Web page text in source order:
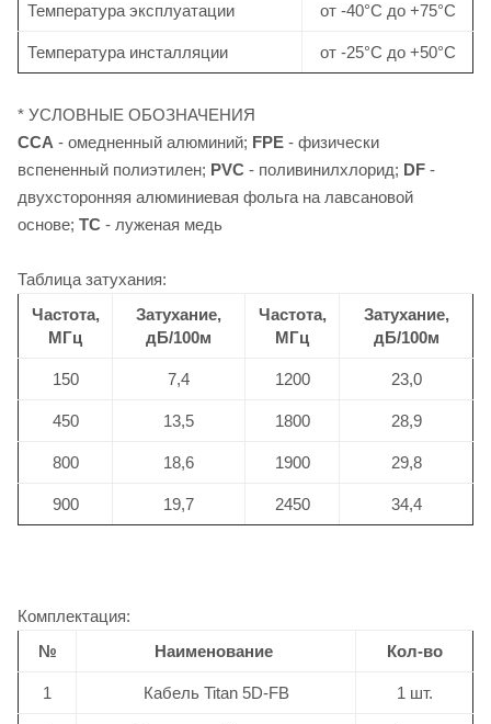
Температура эксплуатации от -40°C до +75°C
Температура инсталляции от -25°C до +50°C
* УСЛОВНЫЕ ОБОЗНАЧЕНИЯ
CCA - омедненный алюминий; FPE - физически
вспененный полиэтилен; PVC - поливинилхлорид; DF -
двухсторонняя алюминиевая фольга на лавсановой
основе; TC - луженая медь
Таблица затухания:
Частота,
МГц
Затухание,
дБ/100м
Частота,
МГц
Затухание,
дБ/100м
150 7,4 1200 23,0
450 13,5 1800 28,9
800 18,6 1900 29,8
900 19,7 2450 34,4
Комплектация:
№
Наименование Кол-во
1 Кабель Titan 5D-FB 1 шт.